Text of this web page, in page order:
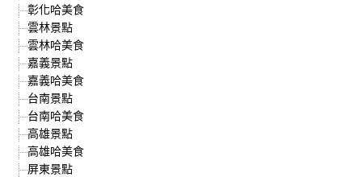
彰化哈美食
雲林景點
雲林哈美食
嘉義景點
嘉義哈美食
台南景點
台南哈美食
高雄景點
高雄哈美食
屏東景點